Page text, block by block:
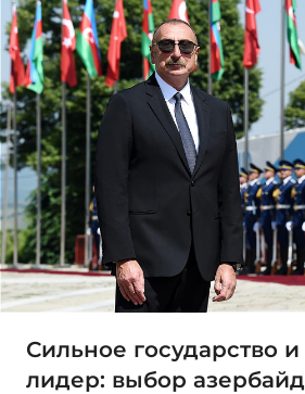
Сильное государство
лидер: выбор